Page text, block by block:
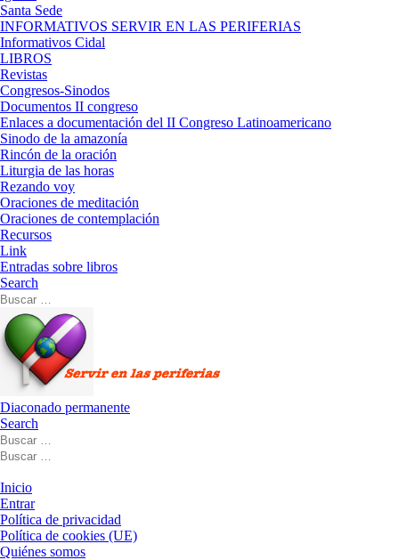
Santa Sede
INFORMATIVOS SERVIR EN LAS PERIFERIAS
Informativos Cidal
LIBROS
Revistas
Congresos-Sinodos
Documentos II congreso
Enlaces a documentación del II Congreso Latinoamericano
Sinodo de la amazonía
Rincón de la oración
Liturgia de las horas
Rezando voy
Oraciones de meditación
Oraciones de contemplación
Recursos
Link
Entradas sobre libros
Search
Buscar
Diaconado permanente
Search
Buscar
Buscar
Menú
Inicio
Entrar
Política de privacidad
Política de cookies (UE)
Quiénes somos